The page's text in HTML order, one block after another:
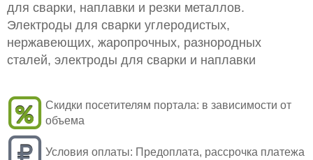
для сварки, наплавки и резки металлов.
Электроды для сварки углеродистых,
нержавеющих, жаропрочных, разнородных
сталей, электроды для сварки и наплавки
Скидки посетителям портала: в зависимости от
объема
Условия оплаты: Предоплата, рассрочка платежа